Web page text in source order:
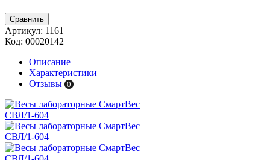
Сравнить
Артикул: 1161
Код: 00020142
Описание
Характеристики
Отзывы 0